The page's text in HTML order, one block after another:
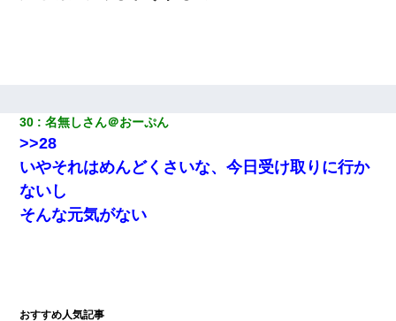
30 名無しさん＠おーぷん
>>28
いやそれはめんどくさいな、今日受け取りに行か
ないし
そんな元気がない